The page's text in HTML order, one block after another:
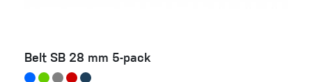
Belt SB 28 mm 5-pack